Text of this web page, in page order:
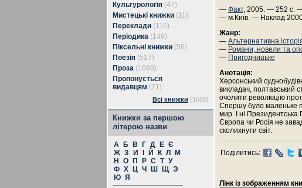
Культурологія (47)
Мистецькі книжки (11)
Переклади (116)
Періодика (149)
Піксельні книжки (56)
Поезія (517)
Проза (1098)
Пропонується
видавцям (21)
Всі книжки (1660)
Книжки за першою
літерою назви
А Б В Г Д Е Є
Ж З И Й К Л
М
Н
О П Р С Т У
Ф Х Ц Ч Ш Щ Э
Ю Я
— Факт, 2005. — 252 с.
— м.Київ. — Наклад
Жанр:
— Альтернативна
— Романи, новели та
— Пригодницьке
Анотація:
Херсонський
викладач, полтавський
очолити революцію
Спершу було маленьке
мир. І ні Президентська
Європа чи Росія не
сколихнути світ.
Поділитись:
Лінк із зображенням